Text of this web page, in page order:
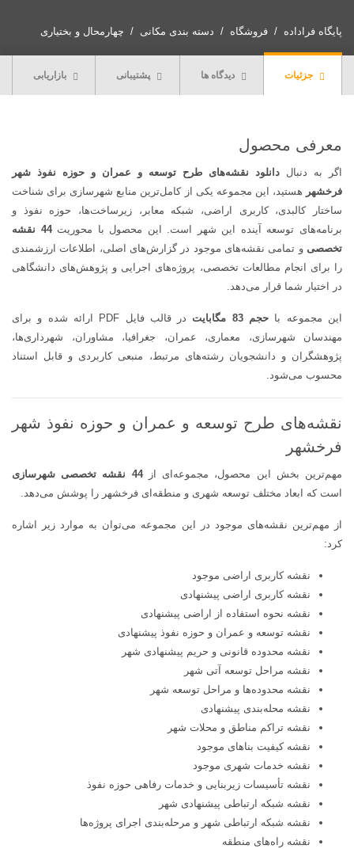
عمران
نقشه
تخصصی
شهرسازی
با
کیفیت
بالا
عدد
پایگاه فراداده فروشگاه دسته بندی مکانی چهارمحال و بختیاری
جزئیات دیدگاه ها پشتیبانی بازاریابی
معرفی محصول
اگر به دنبال دانلود نقشه‌های طرح توسعه و عمران و حوزه نفوذ شهر
فرخشهر هستید، این مجموعه یکی از کامل‌ترین منابع شهرسازی برای شناخت
ساختار کالبدی، کاربری اراضی، شبکه معابر، زیرساخت‌ها، حوزه نفوذ و
برنامه‌های توسعه آینده این شهر است. این محصول با محوریت
44 نقشه
تخصصی و تمامی نقشه‌های موجود در گزارش‌های اصلی، اطلاعات ارزشمندی
را برای انجام مطالعات تخصصی، پروژه‌های اجرایی و پژوهش‌های دانشگاهی
در اختیار شما قرار می‌دهد.
این مجموعه با حجم 83 مگابایت
در قالب فایل PDF ارائه شده و برای
مهندسان شهرسازی، معماری، عمران، جغرافیا، مشاوران، شهرداری‌ها،
پژوهشگران و دانشجویان رشته‌های مرتبط، منبعی کاربردی و قابل استناد
محسوب می‌شود.
نقشه‌های طرح توسعه و عمران و حوزه نفوذ شهر
فرخشهر
مهم‌ترین بخش این محصول، مجموعه‌ای از44 نقشه تخصصی شهرسازی
است که ابعاد مختلف توسعه شهری و منطقه‌ای فرخشهر را پوشش می‌دهد.
از مهم‌ترین نقشه‌های موجود در این مجموعه می‌توان به موارد زیر اشاره
کرد:
نقشه کاربری اراضی موجود
نقشه کاربری اراضی پیشنهادی
نقشه نحوه استفاده از اراضی پیشنهادی
نقشه توسعه و عمران و حوزه نفوذ پیشنهادی
نقشه محدوده قانونی و حریم پیشنهادی شهر
نقشه مراحل توسعه آتی شهر
نقشه محدوده‌ها و مراحل توسعه شهر
نقشه محله‌بندی پیشنهادی
نقشه تراکم مناطق و محلات شهر
نقشه کیفیت بناهای موجود
نقشه خدمات شهری موجود
نقشه تأسیسات زیربنایی و خدمات رفاهی حوزه نفوذ
نقشه شبکه ارتباطی پیشنهادی شهر
نقشه شبکه ارتباطی شهر و مرحله‌بندی اجرای پروژه‌ها
نقشه راه‌های منطقه